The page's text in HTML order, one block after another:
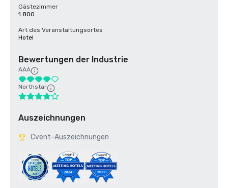
Gästezimmer
1.800
Art des Veranstaltungsortes
Hotel
Bewertungen der Industrie
AAA
Northstar
Auszeichnungen
Cvent-Auszeichnungen